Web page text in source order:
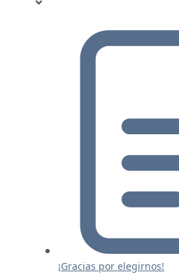
¡Gracias por elegirnos!